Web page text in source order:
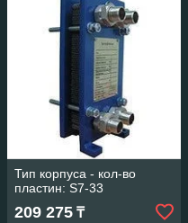
Тип корпуса - кол-во
пластин: S7-33
209 275 ₸